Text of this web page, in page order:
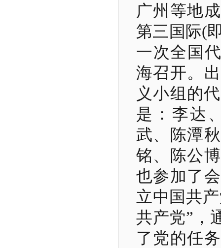
广州等地
第三国际(
一次全国
海召开。
义小组的
是：李达
武、陈潭
铭、陈公
也参加了
立中国共
共产党”，
了党的任